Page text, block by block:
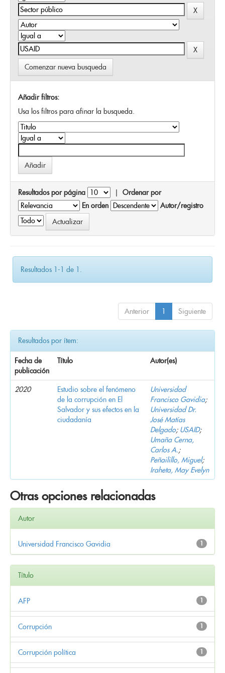
Comenzar nueva busqueda
Añadir filtros:
Usa los filtros para afinar la busqueda.
Resultados por página | Ordenar por
En orden
Autor/registro
Resultados 1-1 de 1.
Anterior 1 Siguiente
Resultados por ítem:
Fecha de
publicación
Título Autor(es)
2020
Estudio sobre el fenómeno
de la corrupción en El
Salvador y sus efectos en la
ciudadanía
Universidad
Francisco Gavidia;
Universidad Dr.
José Matías
Delgado; USAID;
Umaña Cerna,
Carlos A.;
Peñailillo, Miguel;
Iraheta, May Evelyn
Otras opciones relacionadas
Autor
1
Universidad Francisco Gavidia
Título
1
AFP
1
Corrupción
1
Corrupción política